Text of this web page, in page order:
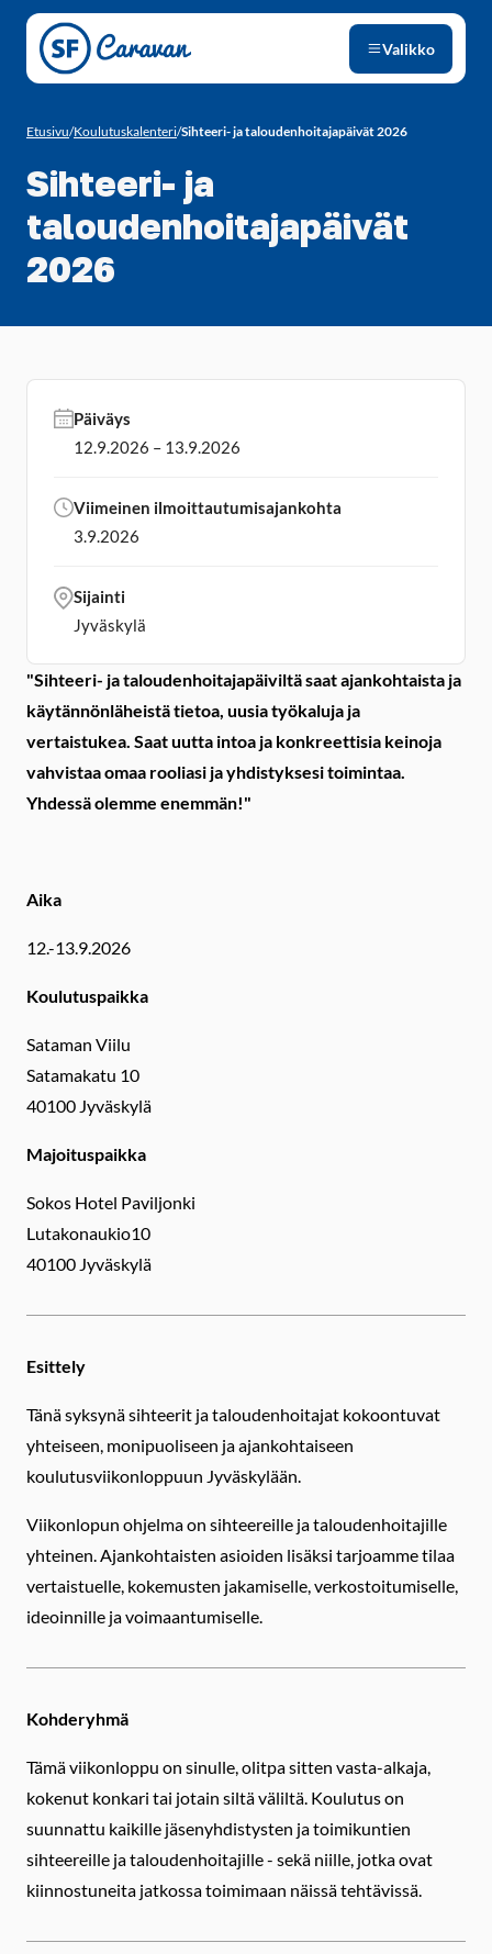
Siirry sivun sisältöön
Valikko
Etusivu/Koulutuskalenteri/Sihteeri- ja taloudenhoitajapäivät 2026
Sihteeri- ja
taloudenhoitajapäivät
2026
"Sihteeri- ja taloudenhoitajapäiviltä saat ajankohtaista ja
käytännönläheistä tietoa, uusia työkaluja ja
vertaistukea. Saat uutta intoa ja konkreettisia keinoja
vahvistaa omaa rooliasi ja yhdistyksesi toimintaa.
Yhdessä olemme enemmän!"
Aika
12.-13.9.2026
Koulutuspaikka
Sataman Viilu
Satamakatu 10
40100 Jyväskylä
Majoituspaikka
Sokos Hotel Paviljonki
Lutakonaukio10
40100 Jyväskylä
Esittely
Tänä syksynä sihteerit ja taloudenhoitajat kokoontuvat
yhteiseen, monipuoliseen ja ajankohtaiseen
koulutusviikonloppuun Jyväskylään.
Viikonlopun ohjelma on sihteereille ja taloudenhoitajille
yhteinen. Ajankohtaisten asioiden lisäksi tarjoamme tilaa
vertaistuelle, kokemusten jakamiselle, verkostoitumiselle,
ideoinnille ja voimaantumiselle.
Kohderyhmä
Tämä viikonloppu on sinulle, olitpa sitten vasta-alkaja,
kokenut konkari tai jotain siltä väliltä. Koulutus on
suunnattu kaikille jäsenyhdistysten ja toimikuntien
sihteereille ja taloudenhoitajille - sekä niille, jotka ovat
kiinnostuneita jatkossa toimimaan näissä tehtävissä.
Päiväys
12.9.2026 – 13.9.2026
Viimeinen ilmoittautumisajankohta
3.9.2026
Sijainti
Jyväskylä